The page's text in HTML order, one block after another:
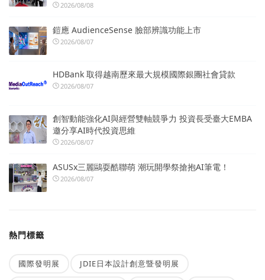
2026/08/08
鎧應 AudienceSense 臉部辨識功能上市
2026/08/07
HDBank 取得越南歷來最大規模國際銀團社會貸款
2026/08/07
創智動能強化AI與經營雙軸競爭力 投資長受臺大EMBA
邀分享AI時代投資思維
2026/08/07
ASUSx三麗鷗耍酷聯萌 潮玩開學祭搶抱AI筆電！
2026/08/07
熱門標籤
國際發明展 JDIE日本設計創意暨發明展